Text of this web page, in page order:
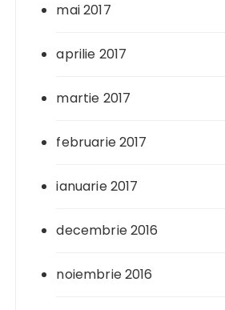
mai 2017
aprilie 2017
martie 2017
februarie 2017
ianuarie 2017
decembrie 2016
noiembrie 2016